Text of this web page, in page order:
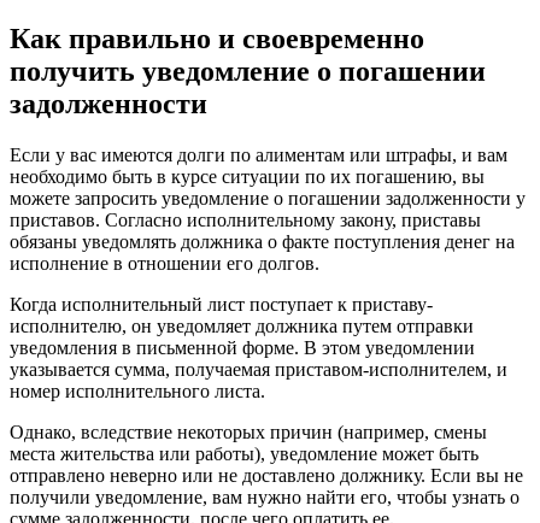
Как правильно и своевременно
получить уведомление о погашении
задолженности
Если у вас имеются долги по алиментам или штрафы, и вам
необходимо быть в курсе ситуации по их погашению, вы
можете запросить уведомление о погашении задолженности у
приставов. Согласно исполнительному закону, приставы
обязаны уведомлять должника о факте поступления денег на
исполнение в отношении его долгов.
Когда исполнительный лист поступает к приставу-
исполнителю, он уведомляет должника путем отправки
уведомления в письменной форме. В этом уведомлении
указывается сумма, получаемая приставом-исполнителем, и
номер исполнительного листа.
Однако, вследствие некоторых причин (например, смены
места жительства или работы), уведомление может быть
отправлено неверно или не доставлено должнику. Если вы не
получили уведомление, вам нужно найти его, чтобы узнать о
сумме задолженности, после чего оплатить ее.